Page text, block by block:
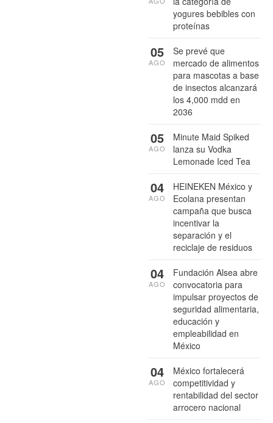
yogures bebibles con
proteínas
Se prevé que
mercado de alimentos
para mascotas a base
de insectos alcanzará
los 4,000 mdd en
2036
05
AGO
Minute Maid Spiked
lanza su Vodka
Lemonade Iced Tea
05
AGO
HEINEKEN México y
Ecolana presentan
campaña que busca
incentivar la
separación y el
reciclaje de residuos
04
AGO
Fundación Alsea abre
convocatoria para
impulsar proyectos de
seguridad alimentaria,
educación y
empleabilidad en
México
04
AGO
México fortalecerá
competitividad y
rentabilidad del sector
arrocero nacional
04
AGO